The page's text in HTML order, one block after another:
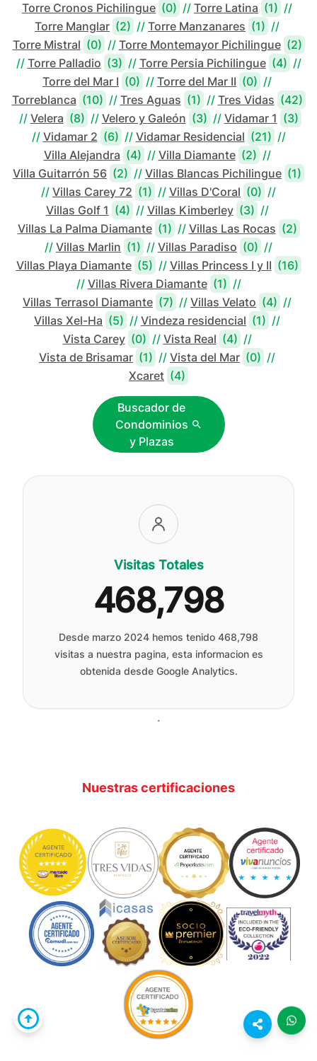
Torre Cronos Pichilingue (0) // Torre Latina (1) //
Torre Manglar (2) // Torre Manzanares (1) //
Torre Mistral (0) // Torre Montemayor Pichilingue (2)
// Torre Palladio (3) // Torre Persia Pichilingue (4) //
Torre del Mar I (0) // Torre del Mar II (0) //
Torreblanca (10) // Tres Aguas (1) // Tres Vidas (42)
// Velera (8) // Velero y Galeón (3) // Vidamar 1 (3)
// Vidamar 2 (6) // Vidamar Residencial (21) //
Villa Alejandra (4) // Villa Diamante (2) //
Villa Guitarrón 56 (2) // Villas Blancas Pichilingue (1)
// Villas Carey 72 (1) // Villas D'Coral (0) //
Villas Golf 1 (4) // Villas Kimberley (3) //
Villas La Palma Diamante (1) // Villas Las Rocas (2)
// Villas Marlin (1) // Villas Paradiso (0) //
Villas Playa Diamante (5) // Villas Princess I y II (16)
// Villas Rivera Diamante (1) //
Villas Terrasol Diamante (7) // Villas Velato (4) //
Villas Xel-Ha (5) // Vindeza residencial (1) //
Vista Carey (0) // Vista Real (4) //
Vista de Brisamar (1) // Vista del Mar (0) //
Xcaret (4)
Buscador de
Condominios
y Plazas
Visitas Totales
468,798
Desde marzo 2024 hemos tenido 468,798
visitas a nuestra pagina, esta informacion es
obtenida desde Google Analytics.
.
Nuestras certificaciones